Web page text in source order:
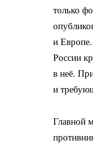
только
и Европе.
России
в неё.
и
Главной